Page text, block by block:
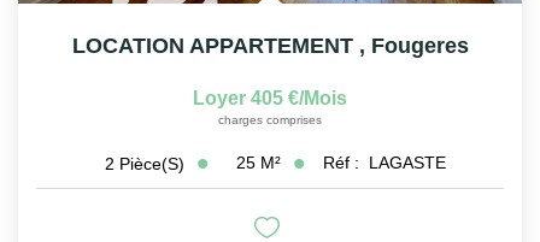
LOCATION APPARTEMENT , Fougeres
Loyer 405 €/mois
charges comprises
2 Pièce(s) 25 M² Réf : LAGASTE